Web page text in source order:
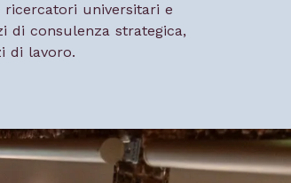
universitari e
di consulenza strategica,
di lavoro.